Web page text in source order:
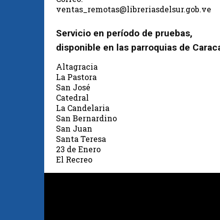
ventas_remotas@libreriasdelsur.gob.ve
Servicio en período de pruebas,
disponible en las parroquias de
Altagracia
La Pastora
San José
Catedral
La Candelaria
San Bernardino
San Juan
Santa Teresa
23 de Enero
El Recreo